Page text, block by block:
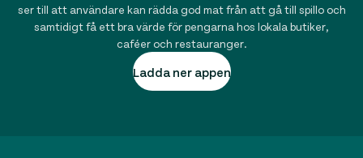
ser till att användare kan rädda god mat från att gå till spillo och
samtidigt få ett bra värde för pengarna hos lokala butiker,
caféer och restauranger.
Ladda ner appen